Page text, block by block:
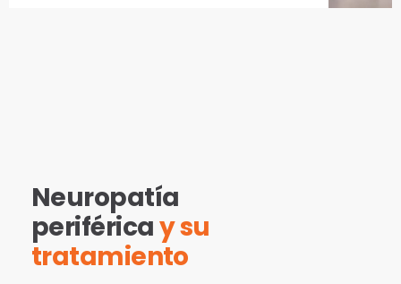
Neuropatía
periféricay su
tratamiento